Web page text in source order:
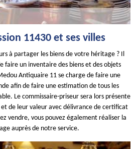
11430 et ses villes
à partager les biens de votre héritage ? Il
faire un inventaire des biens et des objets
Antiquaire 11 se charge de faire une
afin de faire une estimation de tous les
Le commissaire-priseur sera lors présente
de leur valeur avec délivrance de certificat
vendre, vous pouvez également réaliser la
auprès de notre service.